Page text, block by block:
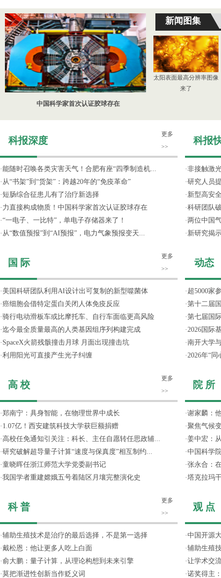
中国科学家首次认证胶球存在
新闻图集
太阳表面最高分辨率图像
来了
科报深度
更多
>>
·能随时召唤各类灾害天气！合肥有座“四季制造机...
· 从“书架”到“货架”：跨越20年的“免疫革命”
· 短肠综合征患儿有了治疗新选择
· 力直接构成物质！中国科学家首次认证胶球存在
·“一电子、一比特”，单电子存储器来了！
· 从“数值预报”到“AI预报”，电力气象预报变天...
国 际
更多
>>
· 美国科研团队利用AI设计出可复制的新型噬菌体
·癌细胞会借特定蛋白关闭人体免疫反应
·骑行电动滑板车或比摩托车、自行车面临更高风险
·迄今最全质量最高的人类基因组序列构建完成
· SpaceX火箭残骸撞击月球 月面出现撞击坑
·利用阳光可直接产生光子纠缠
高 校
更多
>>
·郑南宁：具身智能，在物理世界中成长
· 1.07亿！西安建筑科技大学获巨额捐赠
· 高校任免通知引关注：科长、主任自愿转任思政辅...
·研究破解超导量子计算“速度与保真度”相互制约...
·童晓晖任浙江师范大学党委副书记
·我国学者重建嫦娥五号着陆区月壤完整演化史
科 普
更多
>>
·辅助生殖技术是治疗的最后选择，不是第一选择
·戴松恩：他让更多人吃上白面
·俞大鹏：量子计算，从理论构想到未来引擎
·莫把渐进性创新当作贬义词
科报
·非接触激
·研究人员
· 新型高安
·科研团队
· 两位中国
· 新研究揭
动态
· 超5000家
·第十二届
·第七届国
·2026国际
·南开大学
·2026年“
院 所
·谢家麟：
·聚焦气候
·姜中宏：
·中国科学
·张永合：
·塔克拉玛
观 点
·中国开源
·辅助生殖
·让学术交
·诺奖得主